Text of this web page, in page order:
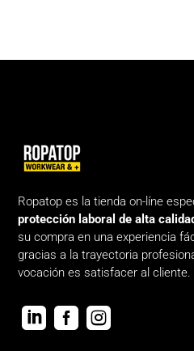
Ropatop es la tienda on-líne
protección laboral de alta
su compra en una experiencia
gracias a la trayectoria
vocación es satisfacer al cliente.
  